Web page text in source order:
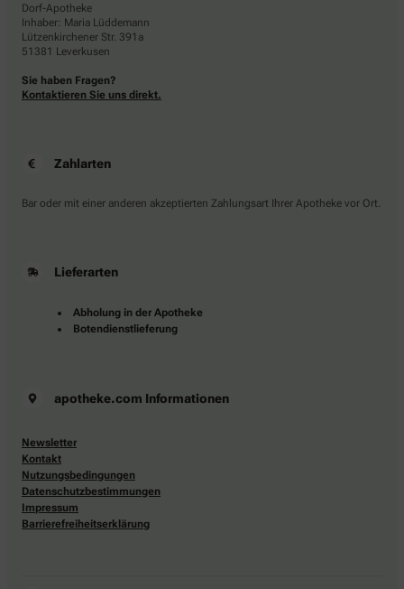
Dorf-Apotheke
Inhaber: Maria Lüddemann
Lützenkirchener Str. 391a
51381 Leverkusen
Sie haben Fragen?
Kontaktieren Sie uns direkt.
Zahlarten
Bar oder mit einer anderen akzeptierten Zahlungsart Ihrer Apotheke vor Ort.
Lieferarten
Abholung in der Apotheke
Botendienstlieferung
apotheke.com Informationen
Newsletter
Kontakt
Nutzungsbedingungen
Datenschutzbestimmungen
Impressum
Barrierefreiheitserklärung